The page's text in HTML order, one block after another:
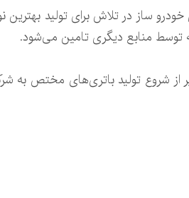
ساز در تلاش برای تولید
توسط منابع دیگری تامین می‌شود.